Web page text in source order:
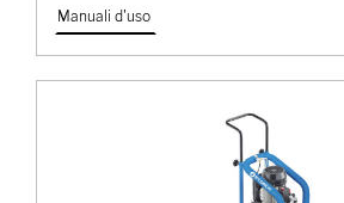
Manuali d'uso